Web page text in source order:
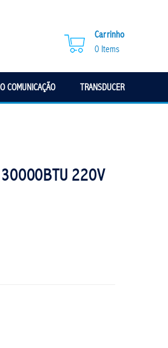
Carrinho
0Items
COMUNICAÇÃO TRANSDUCER
30000BTU 220V